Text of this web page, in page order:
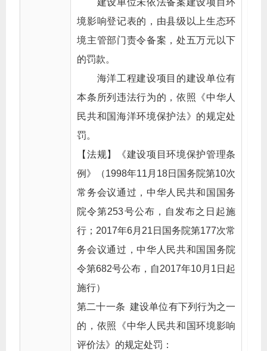
建设单位未依法备案建设项目环
境影响登记表的，由县级以上生态环
境主管部门责令备案，处五万元以下
的罚款。
海洋工程建设项目的建设单位有
本条所列违法行为的，依照《中华人
民共和国海洋环境保护法》的规定处
罚。
【法规】《建设项目环境保护管理条
例》（1998年11月18日国务院第10次
常务会议通过，中华人民共和国国务
院令第253号公布，自发布之日起施
行；2017年6月21日国务院第177次常
务会议通过，中华人民共和国国务院
令第682号公布，自2017年10月1日起
施行）
第二十一条 建设单位有下列行为之一
的，依照《中华人民共和国环境影响
评价法》的规定处罚：